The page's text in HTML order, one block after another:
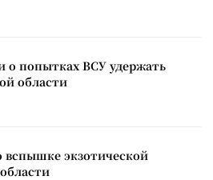
о попытках ВСУ удержать
области
экзотической